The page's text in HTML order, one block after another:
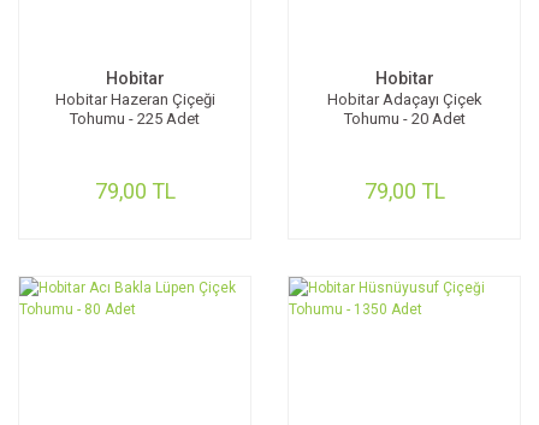
Hobitar
Hobitar Hazeran Çiçeği
Tohumu - 225 Adet
79,00 TL
Hobitar
Hobitar Adaçayı Çiçek
Tohumu - 20 Adet
79,00 TL